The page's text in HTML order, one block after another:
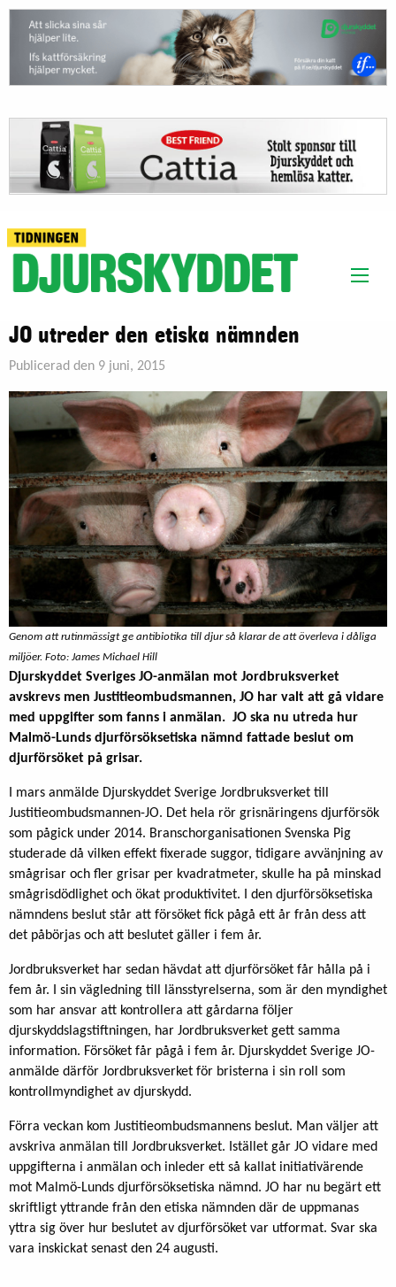
JO utreder den etiska nämnden
Publicerad den 9 juni, 2015
Genom att rutinmässigt ge antibiotika till djur så klarar de att överleva i dåliga
miljöer. Foto: James Michael Hill
Djurskyddet Sveriges JO-anmälan mot Jordbruksverket
avskrevs men Justitieombudsmannen, JO har valt att gå vidare
med uppgifter som fanns i anmälan. JO ska nu utreda hur
Malmö-Lunds djurförsöksetiska nämnd fattade beslut om
djurförsöket på grisar.
I mars anmälde Djurskyddet Sverige Jordbruksverket till
Justitieombudsmannen-JO. Det hela rör grisnäringens djurförsök
som pågick under 2014. Branschorganisationen Svenska Pig
studerade då vilken effekt fixerade suggor, tidigare avvänjning av
smågrisar och fler grisar per kvadratmeter, skulle ha på minskad
smågrisdödlighet och ökat produktivitet. I den djurförsöksetiska
nämndens beslut står att försöket fick pågå ett år från dess att
det påbörjas och att beslutet gäller i fem år.
Jordbruksverket har sedan hävdat att djurförsöket får hålla på i
fem år. I sin vägledning till länsstyrelserna, som är den myndighet
som har ansvar att kontrollera att gårdarna följer
djurskyddslagstiftningen, har Jordbruksverket gett samma
information. Försöket får pågå i fem år. Djurskyddet Sverige JO-
anmälde därför Jordbruksverket för bristerna i sin roll som
kontrollmyndighet av djurskydd.
Förra veckan kom Justitieombudsmannens beslut. Man väljer att
avskriva anmälan till Jordbruksverket. Istället går JO vidare med
uppgifterna i anmälan och inleder ett så kallat initiativärende
mot Malmö-Lunds djurförsöksetiska nämnd. JO har nu begärt ett
skriftligt yttrande från den etiska nämnden där de uppmanas
yttra sig över hur beslutet av djurförsöket var utformat. Svar ska
vara inskickat senast den 24 augusti.